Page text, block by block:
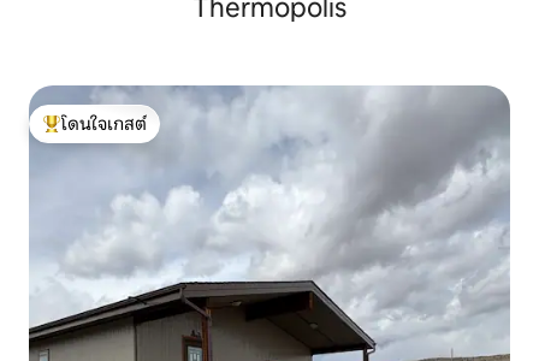
Thermopolis
โดนใจเกสต์ที่สุด
โดนใจเกสต์